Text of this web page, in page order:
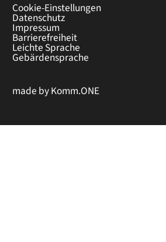
Cookie-Einstellungen
Datenschutz
Impressum
Barrierefreiheit
Leichte Sprache
Gebärdensprache
made byKomm.ONE